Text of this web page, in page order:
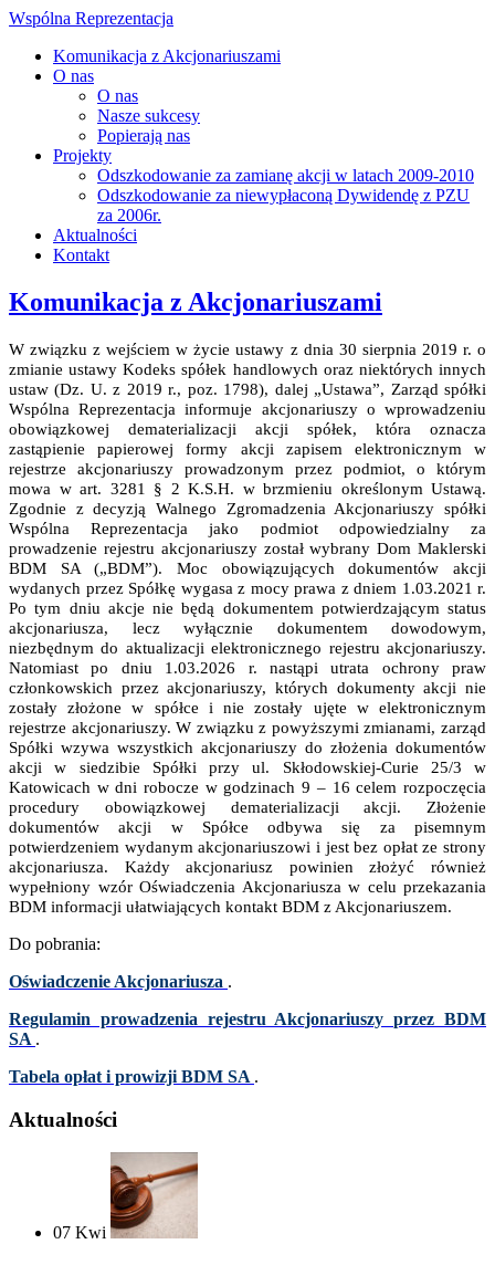
Wspólna Reprezentacja
Komunikacja z Akcjonariuszami
O nas
O nas
Nasze sukcesy
Popierają nas
Projekty
Odszkodowanie za zamianę akcji w latach 2009-2010
Odszkodowanie za niewypłaconą Dywidendę z PZU
za 2006r.
Aktualności
Kontakt
Komunikacja z Akcjonariuszami
W związku z wejściem w życie ustawy z dnia 30 sierpnia 2019 r. o
zmianie ustawy Kodeks spółek handlowych oraz niektórych innych
ustaw (Dz. U. z 2019 r., poz. 1798), dalej „Ustawa”, Zarząd spółki
Wspólna Reprezentacja informuje akcjonariuszy o wprowadzeniu
obowiązkowej dematerializacji akcji spółek, która oznacza
zastąpienie papierowej formy akcji zapisem elektronicznym w
rejestrze akcjonariuszy prowadzonym przez podmiot, o którym
mowa w art. 3281 § 2 K.S.H. w brzmieniu określonym Ustawą.
Zgodnie z decyzją Walnego Zgromadzenia Akcjonariuszy spółki
Wspólna Reprezentacja jako podmiot odpowiedzialny za
prowadzenie rejestru akcjonariuszy został wybrany Dom Maklerski
BDM SA („BDM”). Moc obowiązujących dokumentów akcji
wydanych przez Spółkę wygasa z mocy prawa z dniem 1.03.2021 r.
Po tym dniu akcje nie będą dokumentem potwierdzającym status
akcjonariusza, lecz wyłącznie dokumentem dowodowym,
niezbędnym do aktualizacji elektronicznego rejestru akcjonariuszy.
Natomiast po dniu 1.03.2026 r. nastąpi utrata ochrony praw
członkowskich przez akcjonariuszy, których dokumenty akcji nie
zostały złożone w spółce i nie zostały ujęte w elektronicznym
rejestrze akcjonariuszy. W związku z powyższymi zmianami, zarząd
Spółki wzywa wszystkich akcjonariuszy do złożenia dokumentów
akcji w siedzibie Spółki przy ul. Skłodowskiej-Curie 25/3 w
Katowicach w dni robocze w godzinach 9 – 16 celem rozpoczęcia
procedury obowiązkowej dematerializacji akcji. Złożenie
dokumentów akcji w Spółce odbywa się za pisemnym
potwierdzeniem wydanym akcjonariuszowi i jest bez opłat ze strony
akcjonariusza. Każdy akcjonariusz powinien złożyć również
wypełniony wzór Oświadczenia Akcjonariusza w celu przekazania
BDM informacji ułatwiających kontakt BDM z Akcjonariuszem.
Do pobrania:
Oświadczenie Akcjonariusza .
Regulamin prowadzenia rejestru Akcjonariuszy przez BDM
SA .
Tabela opłat i prowizji BDM SA .
Aktualności
07 Kwi